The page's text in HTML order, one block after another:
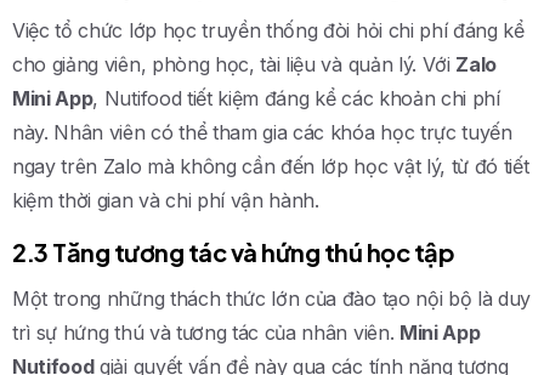
Việc tổ chức lớp học truyền thống đòi hỏi chi phí đáng kể
cho giảng viên, phòng học, tài liệu và quản lý. Với Zalo
Mini App, Nutifood tiết kiệm đáng kể các khoản chi phí
này. Nhân viên có thể tham gia các khóa học trực tuyến
ngay trên Zalo mà không cần đến lớp học vật lý, từ đó tiết
kiệm thời gian và chi phí vận hành.
2.3 Tăng tương tác và hứng thú học tập
Một trong những thách thức lớn của đào tạo nội bộ là duy
trì sự hứng thú và tương tác của nhân viên. Mini App
Nutifoodgiải quyết vấn đề này qua các tính năng tương